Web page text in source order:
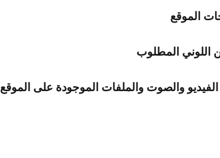
الموقع
اللوني المطلوب
والصوت والملفات الموجودة على الموقع